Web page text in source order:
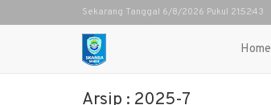
Sekarang Tanggal 6/8/2026 Pukul 21:52:43
Home
Arsip : 2025-7